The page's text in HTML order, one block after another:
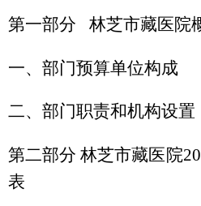
第一部分 林芝市藏医院
一、部门预算单位构成
二、部门职责和机构设置
第二部分 林芝市藏医院20
表